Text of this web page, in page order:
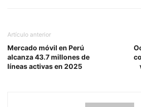
Artículo anterior
Mercado móvil en Perú
alcanza 43.7 millones de
líneas activas en 2025